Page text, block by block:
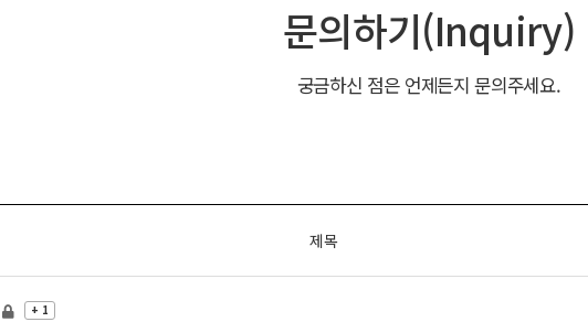
문의하기(Inquiry)
궁금하신 점은 언제든지 문의주세요.
제목
+ 1